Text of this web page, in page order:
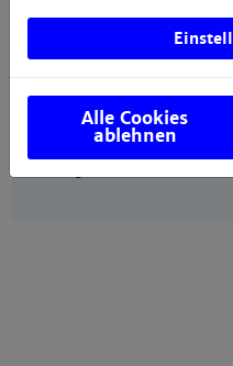
Postanschrift
Fachschaft
Postfach Nr. H/409
Paul-Wittsack-Str. 10
Alle Cookies
ablehnen